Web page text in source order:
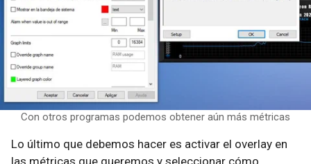
Con otros programas podemos obtener aún más métricas
Lo último que debemos hacer es activar el overlay en